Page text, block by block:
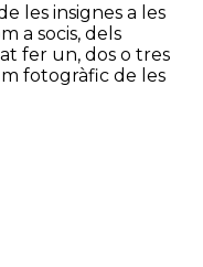
les insignes a les
a socis, dels
fer un, dos o tres
fotogràfic de les